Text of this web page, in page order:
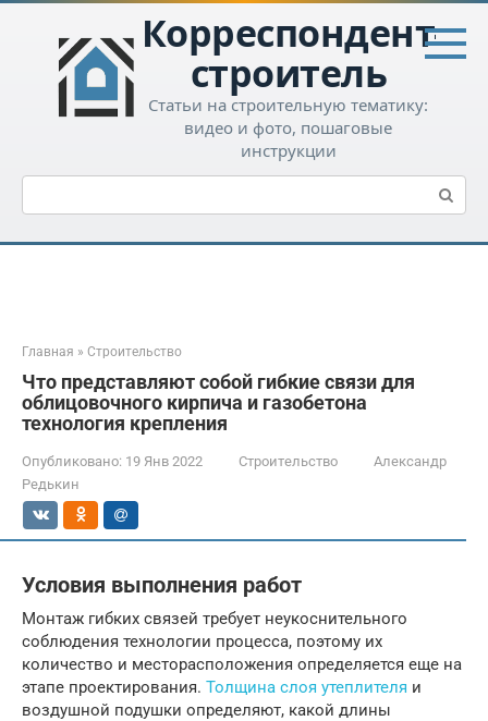
Перейти
контенту
Корреспондент-
строитель
Статьи на строительную тематику:
видео и фото, пошаговые
инструкции
Поиск:
Главная » Строительство
Что представляют собой гибкие связи для
облицовочного кирпича и газобетона
технология крепления
Опубликовано: 19 Янв 2022 Строительство
Александр
Редькин
Условия выполнения работ
Монтаж гибких связей требует неукоснительного
соблюдения технологии процесса, поэтому их
количество и месторасположения определяется еще на
этапе проектирования. Толщина слоя утеплителя и
воздушной подушки определяют, какой длины